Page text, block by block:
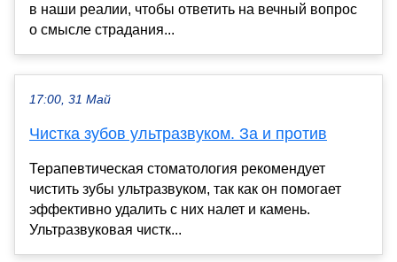
в наши реалии, чтобы ответить на вечный вопрос
о смысле страдания...
17:00, 31 Май
Чистка зубов ультразвуком. За и против
Терапевтическая стоматология рекомендует
чистить зубы ультразвуком, так как он помогает
эффективно удалить с них налет и камень.
Ультразвуковая чистк...